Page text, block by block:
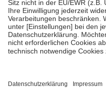
fallenkeine Zuzahlungen an
• Kindern und Jugendlichen
mit Ausnahme der Fahrkosten
• Untersuchungen zur
GKV getragen werden
• empfohlenen
Wir nutzen Trusted Shops als